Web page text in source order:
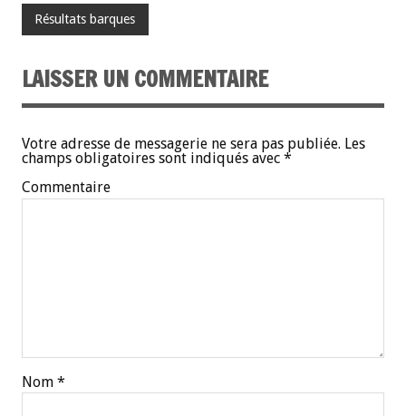
Résultats barques
LAISSER UN COMMENTAIRE
Votre adresse de messagerie ne sera pas publiée. Les
champs obligatoires sont indiqués avec *
Commentaire
Nom *